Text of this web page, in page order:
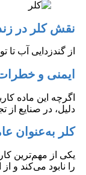
نقش کلر در
از گندزدایی آب
ایمنی و
اگرچه این ماده
دلیل، در صنایع
کلر به‌عنوان
یکی از مهم‌ترین
را نابود می‌کند و